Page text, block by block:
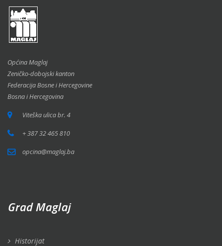
Općina Maglaj
Zeničko-dobojski kanton
Federacija Bosne i Hercegovine
Bosna i Hercegovina
Viteška ulica br. 4
+ 387 32 465 810
opcina@maglaj.ba
Grad Maglaj
Historijat